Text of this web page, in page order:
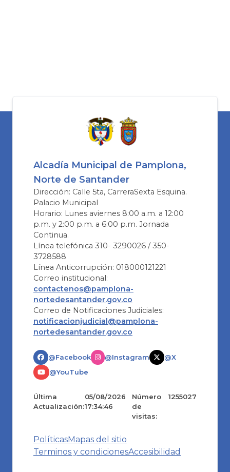
Alcadía Municipal de Pamplona,
Norte de Santander
Dirección: Calle 5ta, CarreraSexta Esquina.
Palacio Municipal
Horario: Lunes aviernes 8:00 a.m. a 12:00
p.m. y 2:00 p.m. a 6:00 p.m. Jornada
Continua.
Línea telefónica 310- 3290026 / 350-
3728588
Línea Anticorrupción: 018000121221
Correo institucional:
contactenos@pamplona-
nortedesantander.gov.co
Correo de Notificaciones Judiciales:
notificacionjudicial@pamplona-
nortedesantander.gov.co
@Facebook @Instagram
@X
@YouTube
Última
Actualización:
05/08/2026
17:34:46
Número
de
visitas:
1255027
PolíticasMapas del sitio
Terminos y condicionesAccesibilidad